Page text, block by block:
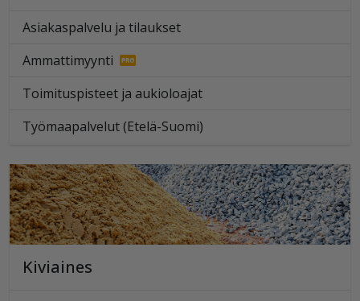
Asiakaspalvelu ja tilaukset
Ammattimyynti
Toimituspisteet ja aukioloajat
Työmaapalvelut (Etelä-Suomi)
Kiviaines